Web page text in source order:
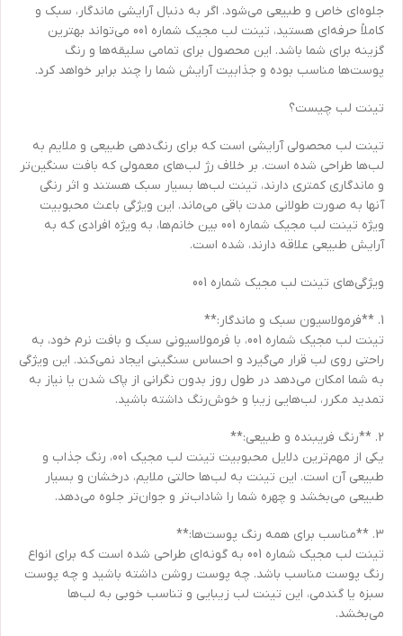
جلوه‌ای خاص و طبیعی می‌شود. اگر به دنبال آرایشی ماندگار، سبک و
کاملاً حرفه‌ای هستید، تینت لب مجیک شماره 001 می‌تواند بهترین
گزینه برای شما باشد. این محصول برای تمامی سلیقه‌ها و رنگ
پوست‌ها مناسب بوده و جذابیت آرایش شما را چند برابر خواهد کرد.
تینت لب چیست؟
تینت لب محصولی آرایشی است که برای رنگ‌دهی طبیعی و ملایم به
لب‌ها طراحی شده است. بر خلاف رژ لب‌های معمولی که بافت سنگین‌تر
و ماندگاری کمتری دارند، تینت لب‌ها بسیار سبک هستند و اثر رنگی
آنها به صورت طولانی مدت باقی می‌ماند. این ویژگی باعث محبوبیت
ویژه تینت لب مجیک شماره 001 بین خانم‌ها، به ویژه افرادی که به
آرایش طبیعی علاقه دارند، شده است.
ویژگی‌های تینت لب مجیک شماره 001
1. **فرمولاسیون سبک و ماندگار:**
تینت لب مجیک شماره 001، با فرمولاسیونی سبک و بافت نرم خود، به
راحتی روی لب قرار می‌گیرد و احساس سنگینی ایجاد نمی‌کند. این ویژگی
به شما امکان می‌دهد در طول روز بدون نگرانی از پاک شدن یا نیاز به
تمدید مکرر، لب‌هایی زیبا و خوش‌رنگ داشته باشید.
2. **رنگ فریبنده و طبیعی:**
یکی از مهم‌ترین دلایل محبوبیت تینت لب مجیک 001، رنگ جذاب و
طبیعی آن است. این تینت به لب‌ها حالتی ملایم، درخشان و بسیار
طبیعی می‌بخشد و چهره شما را شاداب‌تر و جوان‌تر جلوه می‌دهد.
3. **مناسب برای همه رنگ پوست‌ها:**
تینت لب مجیک شماره 001 به گونه‌ای طراحی شده است که برای انواع
رنگ پوست مناسب باشد. چه پوست روشن داشته باشید و چه پوست
سبزه یا گندمی، این تینت لب زیبایی و تناسب خوبی به لب‌ها
می‌بخشد.